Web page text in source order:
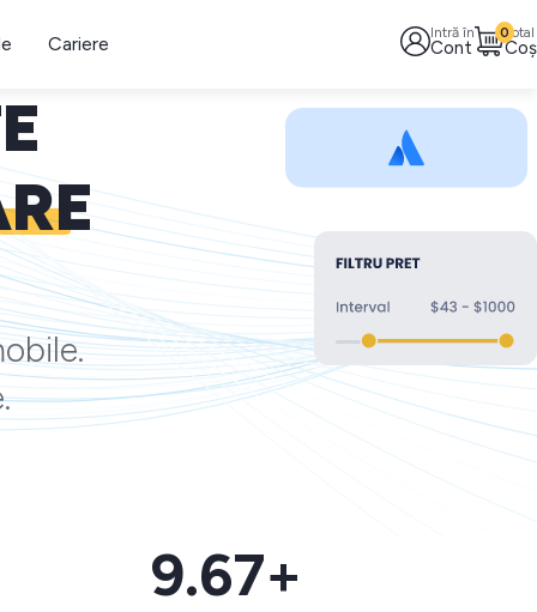
Cariere Intră în
Cont
Total
Coș
0
9.67+